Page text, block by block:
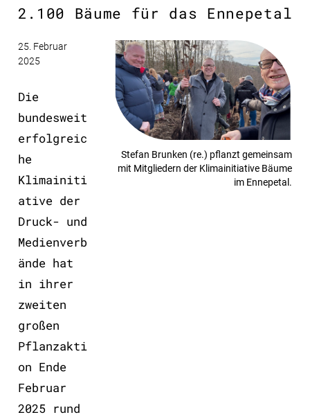
2.100 Bäume für das Ennepetal
25. Februar
2025
Die
bundesweit
erfolgreic
he
Klimainiti
ative der
Druck- und
Medienverb
ände hat
in ihrer
zweiten
großen
Pflanzakti
on Ende
Februar
2025 rund
Stefan Brunken (re.) pflanzt gemeinsam
mit Mitgliedern der Klimainitiative Bäume
im Ennepetal.